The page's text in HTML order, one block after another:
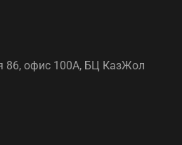
86, офис 100А, БЦ КазЖол